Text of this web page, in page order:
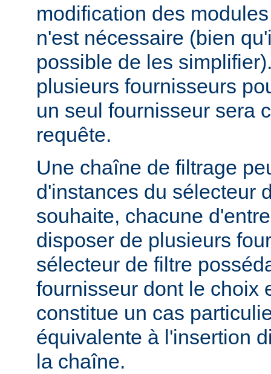
modification des
n'est nécessaire (bien
possible de les
plusieurs fournisseurs
un seul fournisseur sera
requête.
Une chaîne de filtrage
d'instances du sélecteur
souhaite, chacune
disposer de plusieurs
sélecteur de filtre
fournisseur dont le choix
constitue un cas
équivalente à l'insertion
la chaîne.